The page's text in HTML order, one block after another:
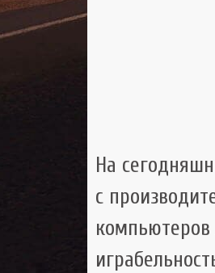
На
с
компьютеров